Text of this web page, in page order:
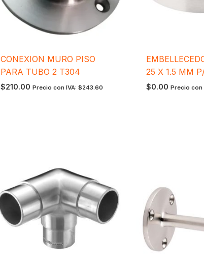
CONEXION MURO PISO
PARA TUBO 2 T304
$210.00 Precio con IVA:$243.60
25 X 1.5 MM
$0.00 Precio con